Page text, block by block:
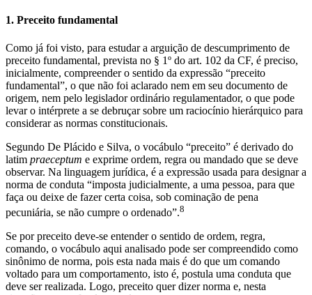
1. Preceito fundamental
Como já foi visto, para estudar a arguição de descumprimento de
preceito fundamental, prevista no § 1º do art. 102 da CF, é preciso,
inicialmente, compreender o sentido da expressão “preceito
fundamental”, o que não foi aclarado nem em seu documento de
origem, nem pelo legislador ordinário regulamentador, o que pode
levar o intérprete a se debruçar sobre um raciocínio hierárquico para
considerar as normas constitucionais.
Segundo De Plácido e Silva, o vocábulo “preceito” é derivado do
latim praeceptum e exprime ordem, regra ou mandado que se deve
observar. Na linguagem jurídica, é a expressão usada para designar a
norma de conduta “imposta judicialmente, a uma pessoa, para que
faça ou deixe de fazer certa coisa, sob cominação de pena
pecuniária, se não cumpre o ordenado”.8
Se por preceito deve-se entender o sentido de ordem, regra,
comando, o vocábulo aqui analisado pode ser compreendido como
sinônimo de norma, pois esta nada mais é do que um comando
voltado para um comportamento, isto é, postula uma conduta que
deve ser realizada. Logo, preceito quer dizer norma e, nesta